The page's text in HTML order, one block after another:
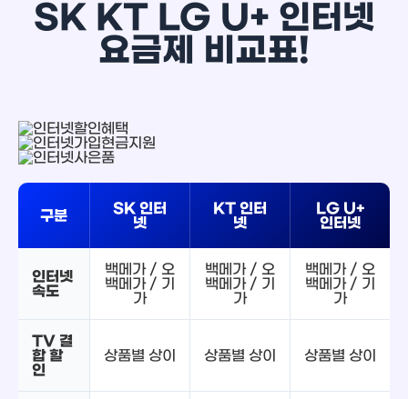
SK KT LG U+ 인터넷
요금제 비교표!
구분
SK 인터
넷
KT 인터
넷
LG U+
인터넷
인터넷
속도
백메가 / 오
백메가 / 기
가
백메가 / 오
백메가 / 기
가
백메가 / 오
백메가 / 기
가
TV 결
합 할
인
상품별 상이 상품별 상이 상품별 상이